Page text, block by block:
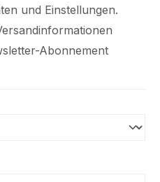
und Einstellungen.
Abonnement